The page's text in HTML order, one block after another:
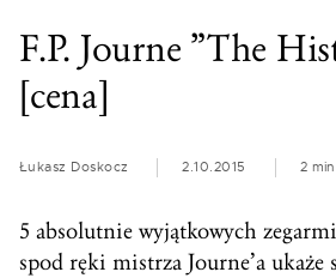
F.P. Journe ”The
[cena]
Łukasz Doskocz 2.10.2015 2 min.
5 absolutnie wyjątkowych
spod ręki mistrza Journe’a ukaże